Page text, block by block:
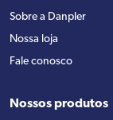
Sobre a Danpler
Nossa loja
Fale conosco
Nossos produtos